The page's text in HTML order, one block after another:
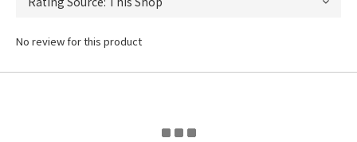
No review for this product